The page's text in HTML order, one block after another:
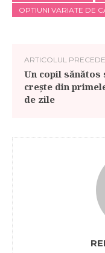
OPTIUNI VARIATE DE
ARTICOLUL
Un copil sănătos
crește din
de zile